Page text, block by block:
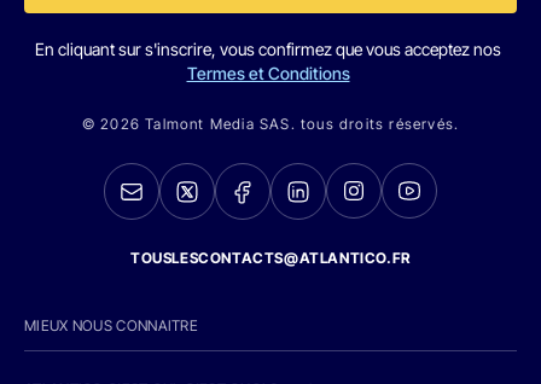
En cliquant sur s'inscrire, vous confirmez que vous acceptez nos
Termes et Conditions
© 2026 Talmont Media SAS. tous droits réservés.
TOUSLESCONTACTS@ATLANTICO.FR
MIEUX NOUS CONNAITRE